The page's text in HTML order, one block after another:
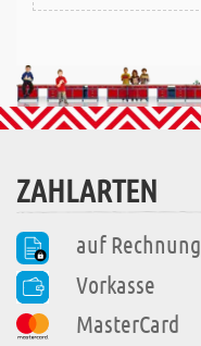
ZAHLARTEN
auf Rechnung
Vorkasse
MasterCard